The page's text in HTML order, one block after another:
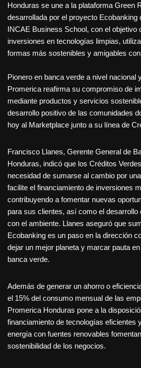
Honduras se une a la plataforma Green
desarrollada por el proyecto Ecobanking
INCAE Business School, con el objetivo
inversiones en tecnologías limpias,
formas más sostenibles y amigables
Pionero en banca verde a nivel nacional
Promerica reafirma su compromiso de
mediante productos y servicios
desarrollo positivo de las comunidades
hoy al Marketplace junto a su línea de
Francisco Llanes, Gerente General de
Honduras, indicó que los Créditos
necesidad de sumarse al cambio por
facilite el financiamiento de inversiones
contribuyendo a fomentar nuevas
para sus clientes, así como el desarrollo
con el ambiente. Llanes aseguró que
Ecobanking es un paso en la dirección
dejar un mejor planeta y marcar pauta
banca verde.
Además de generar un ahorro o
el 15% del consumo mensual de las
Promerica Honduras pone a la
financiamiento de tecnologías eficientes
energía con fuentes renovables
sostenibilidad de los negocios.